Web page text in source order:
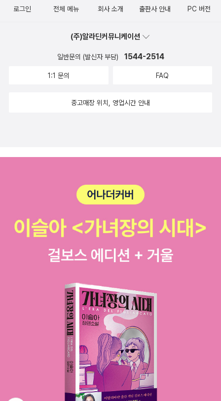
를 안다... 응? 페이스북에서 남들과 다름을 증명하려 애쓴다...라
용이라니. 이제 점차적으로 북한을 방문하는 외국인이 줄어들 것
같기는 하지만 그래도 왠지 미지의 세계라는 느낌때문에 평균 정
도의 관광객은 유지되지 않을까. 한국에 대해 잘 알고 있는 대니
'과학자는 과학자로서 학문을 사랑하기 이전에 인간으로서 인류
인들은 스트레스를 견디며 살아가다가 그 압력을 견딜 수 없는 정
우고 살아가는 개인과 그들을 방기하고 착취하는 일본 사회의 민
낯을 고스란히 드러낸다. 피터와 앨리스와 푸의 여행. 제목
초판본을 통해 우리가 알고 있는 동화의 원형에 대한 이야기를 풀
람들이 부도덕해지기 쉬울까, 왜 사람들은 기회만 생기면 남을 속
를 합리적 사고와 이성적 판단을 하는 존재로 생각하지만 실제 행
동은 감정에 의해 움직이기 때문이다. 그래서... 인간은 인간이기
에. 수도회에서 운영하는 유치원에서 폭행이 있었다고 하는데, 아
이를 내던지고 뺨을 때리며 폭행을 가한건 유치원의 원장수녀라
니. 놀랍지만 놀랍지도 않은 이유. 악마는 좀비가 아니라 그
들을 불러낸 인간의 사악함 속에 있다. \부정의 부정, 물질에서 정
신으로, 다시 정신에서 물질로.진보 언론의 독자들은 굉장히 까다
로워요. 맛으로 따지면 미식가들이라, 음식을 대충 내놓으면 안되
로그인 전체 메뉴 회사 소개 출판사 안내 PC 버전
(주)알라딘커뮤니케이션
일반문의 (발신자 부담) 1544-2514
1:1 문의 FAQ
중고매장 위치, 영업시간 안내